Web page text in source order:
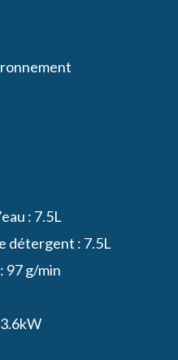
: 7.5L
détergent : 7.5L
97 g/min